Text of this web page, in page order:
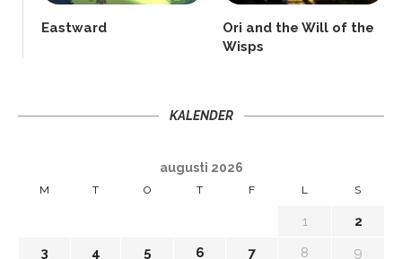
Eastward
Ori and the Will of the
Wisps
KALENDER
augusti 2026
M T O T F L S
1
2
3
4 5 6 7 8
9